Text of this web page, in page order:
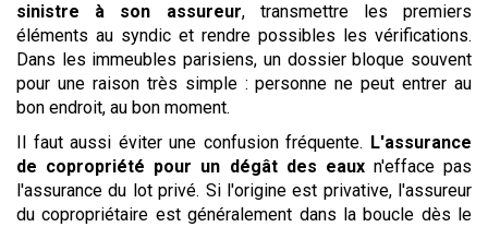
sinistre à son assureur, transmettre les premiers
éléments au syndic et rendre possibles les vérifications.
Dans les immeubles parisiens, un dossier bloque souvent
pour une raison très simple : personne ne peut entrer au
bon endroit, au bon moment.
Il faut aussi éviter une confusion fréquente. L'assurance
de copropriété pour un dégât des eauxn'efface pas
l'assurance du lot privé. Si l'origine est privative, l'assureur
du copropriétaire est généralement dans la boucle dès le